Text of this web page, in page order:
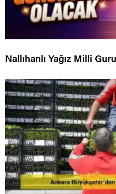
Nallıhanlı Yağız Milli